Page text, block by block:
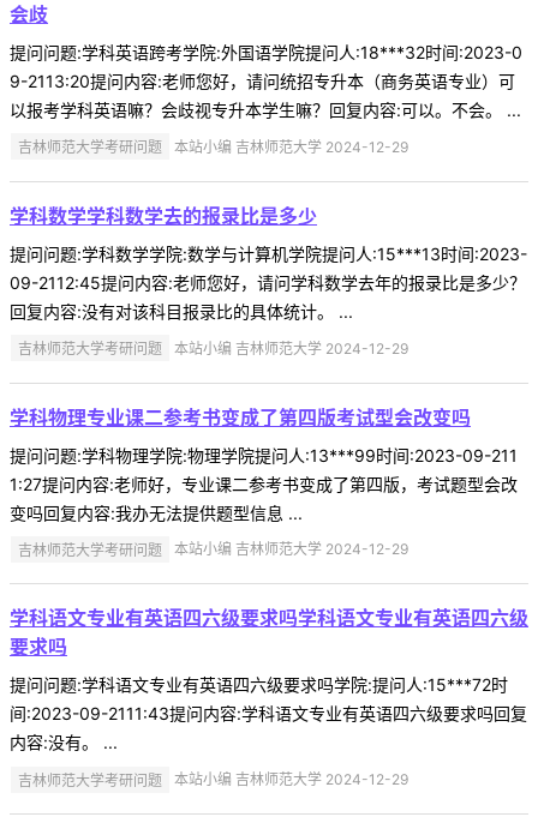
会歧
提问问题:学科英语跨考学院:外国语学院提问人:18***32时间:2023-0
9-2113:20提问内容:老师您好，请问统招专升本（商务英语专业）可
以报考学科英语嘛？会歧视专升本学生嘛？回复内容:可以。不会。 ...
吉林师范大学考研问题 本站小编 吉林师范大学 2024-12-29
学科数学学科数学去的报录比是多少
提问问题:学科数学学院:数学与计算机学院提问人:15***13时间:2023-
09-2112:45提问内容:老师您好，请问学科数学去年的报录比是多少？
回复内容:没有对该科目报录比的具体统计。 ...
吉林师范大学考研问题 本站小编 吉林师范大学 2024-12-29
学科物理专业课二参考书变成了第四版考试型会改变吗
提问问题:学科物理学院:物理学院提问人:13***99时间:2023-09-211
1:27提问内容:老师好，专业课二参考书变成了第四版，考试题型会改
变吗回复内容:我办无法提供题型信息 ...
吉林师范大学考研问题 本站小编 吉林师范大学 2024-12-29
学科语文专业有英语四六级要求吗学科语文专业有英语四六级
要求吗
提问问题:学科语文专业有英语四六级要求吗学院:提问人:15***72时
间:2023-09-2111:43提问内容:学科语文专业有英语四六级要求吗回复
内容:没有。 ...
吉林师范大学考研问题 本站小编 吉林师范大学 2024-12-29